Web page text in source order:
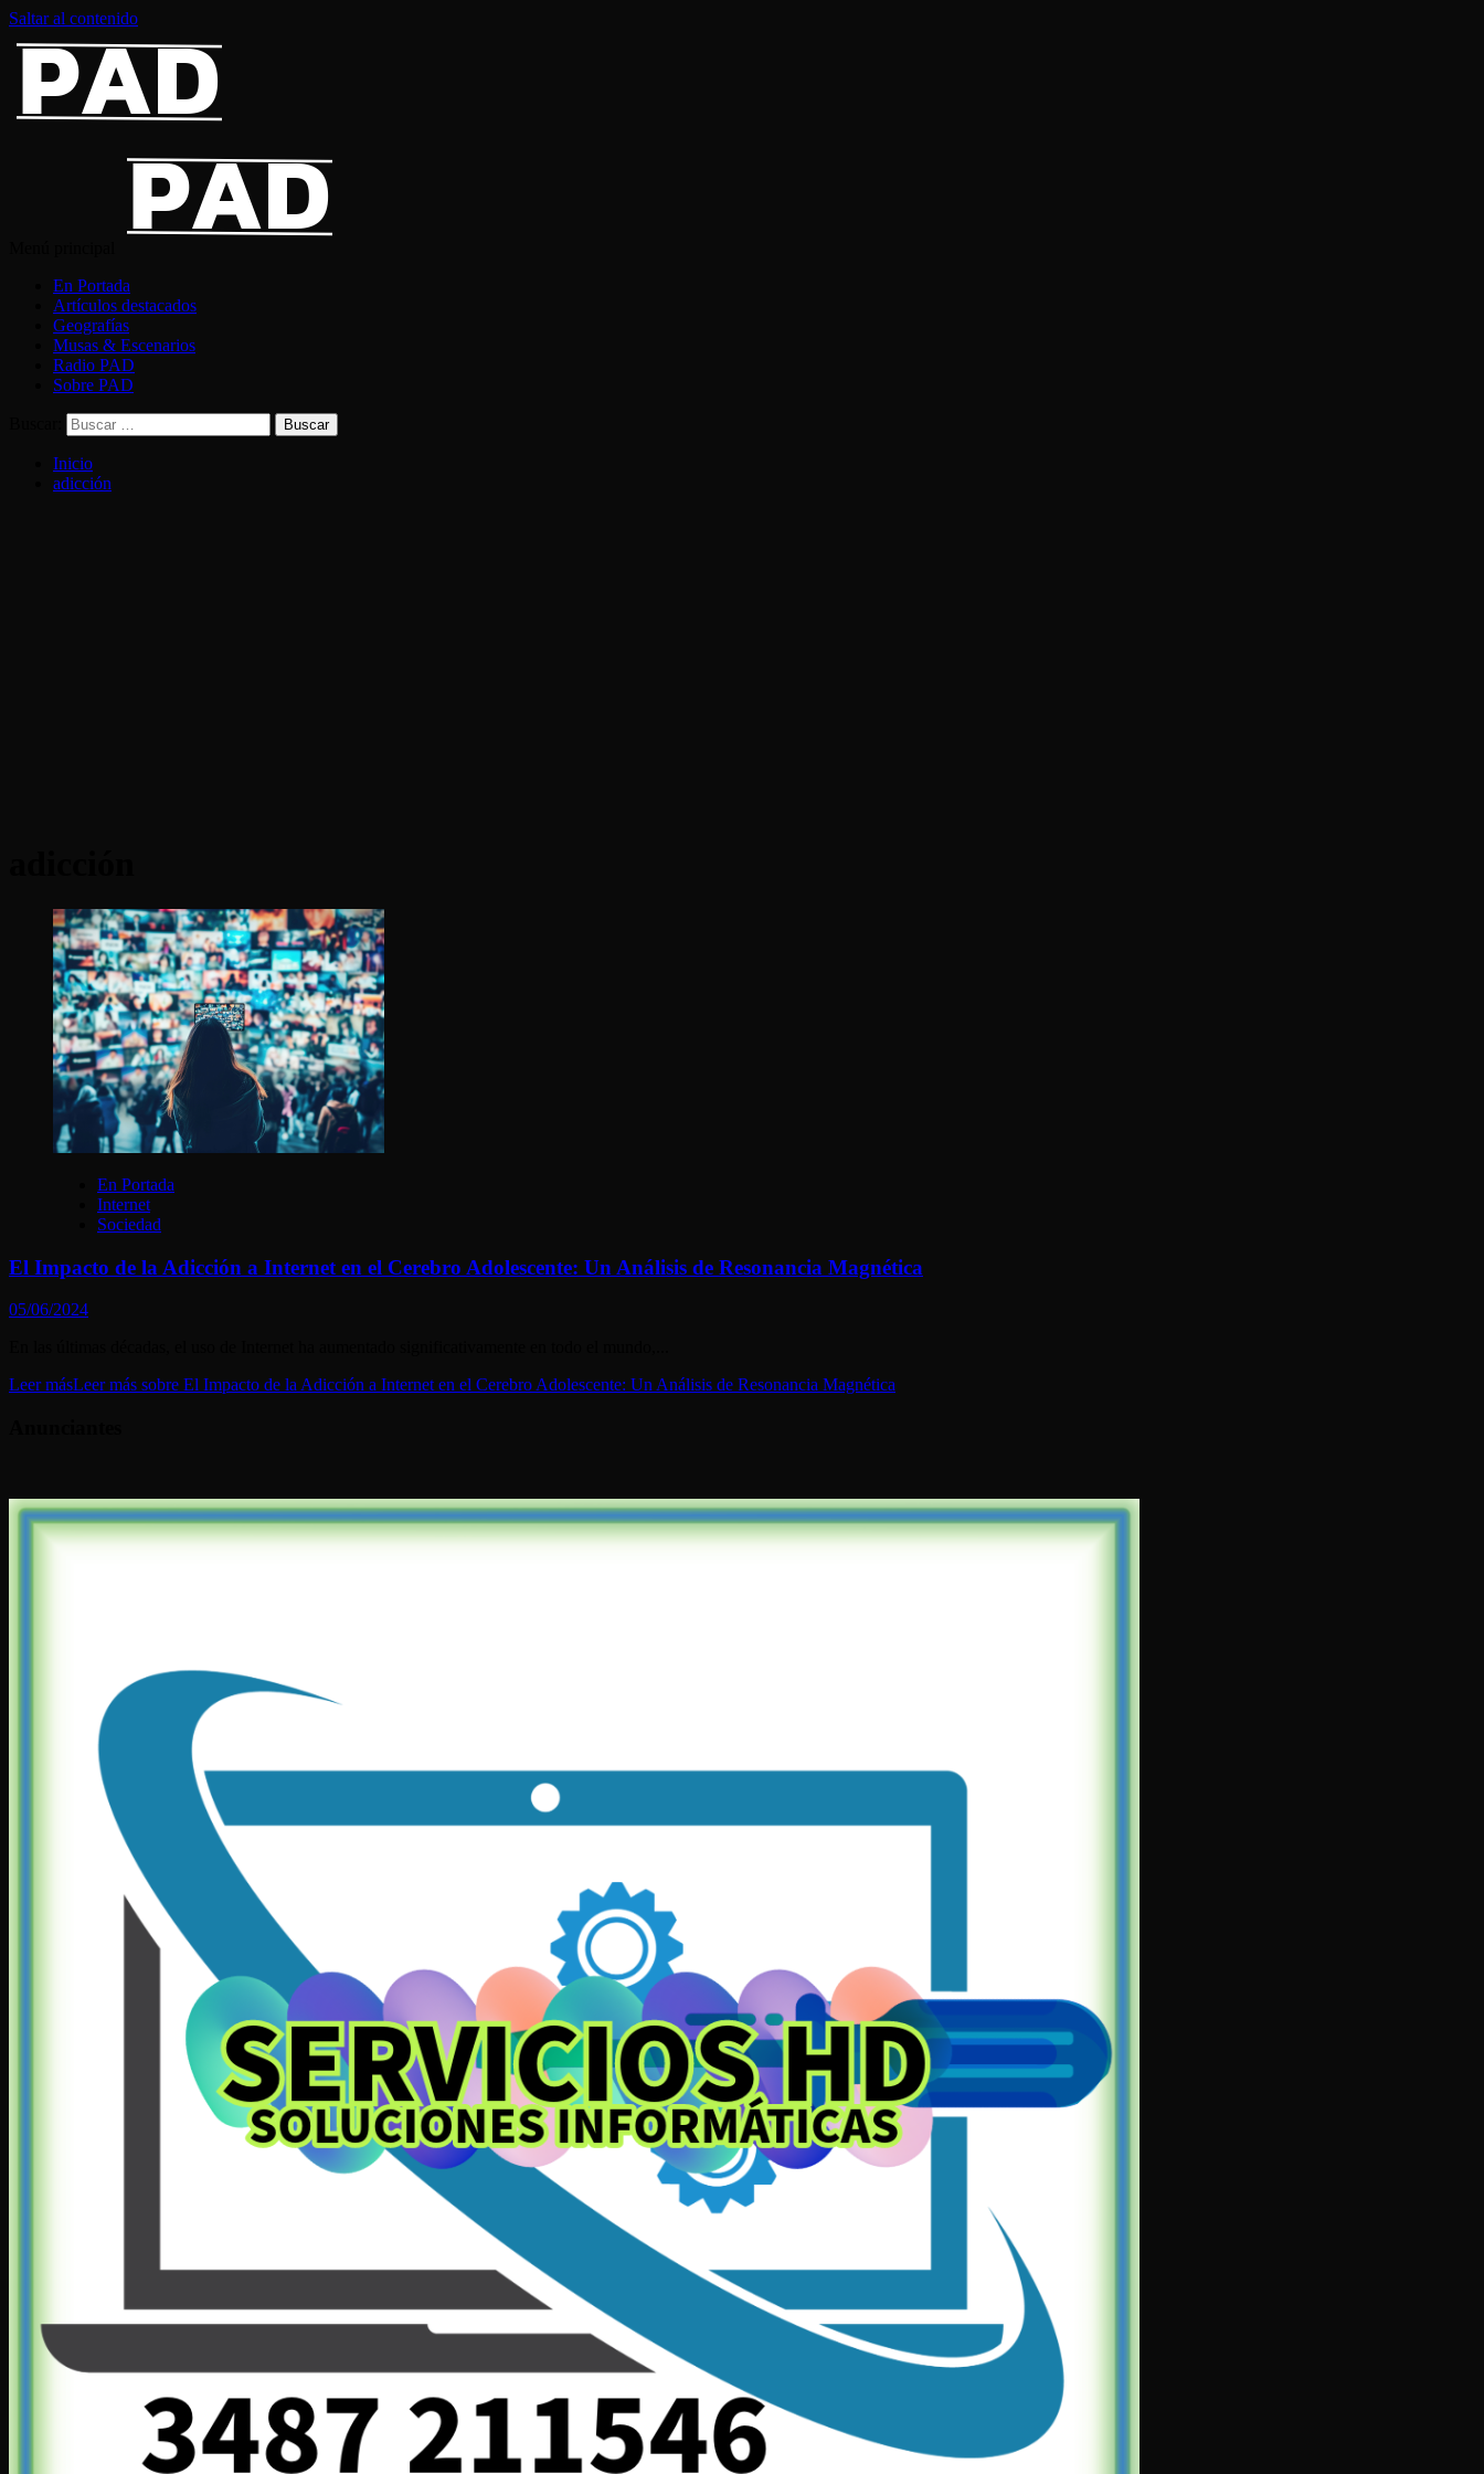
Saltar al contenido
En Portada
Artículos destacados
Geografías
Musas & Escenarios
Radio PAD
Sobre PAD
Inicio
adicción
En Portada
Internet
Sociedad
El Impacto de la Adicción a Internet en el Cerebro Adolescente: Un Análisis de Resonancia Magnética
05/06/2024
Leer másLeer más sobre El Impacto de la Adicción a Internet en el Cerebro Adolescente: Un Análisis de Resonancia Magnética